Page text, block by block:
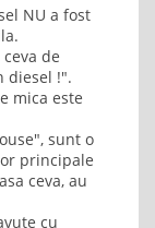
NU a fost
de
diesel !".
mica este
sunt o
principale
ceva, au
cu